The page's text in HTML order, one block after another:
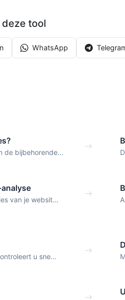
deze tool
WhatsApp
de bijbehorende...
van je websit...
u sne...